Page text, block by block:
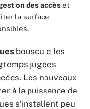
des accès et
la surface
bouscule les
jugées
Les nouveaux
à la puissance de
s’installent peu